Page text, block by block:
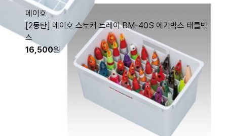
메이호
[2동탄] 메이호 스토커 트레이 BM-40S 에기박스 태클박
스
16,500원